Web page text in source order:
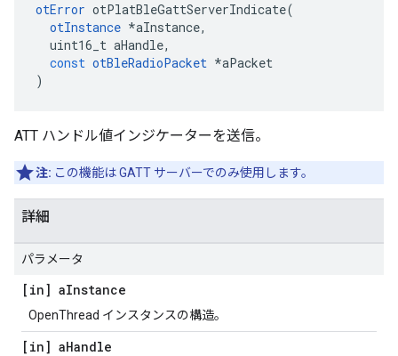
otError otPlatBleGattServerIndicate(
otInstance *aInstance,
uint16_t aHandle,
const otBleRadioPacket *aPacket
)
ATT ハンドル値インジケーターを送信。
注: この機能は GATT サーバーでのみ使用します。
詳細
パラメータ
[in] aInstance
OpenThread インスタンスの構造。
[in] aHandle